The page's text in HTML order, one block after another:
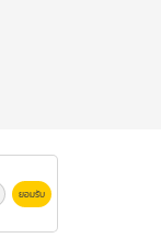
ยอมรับ